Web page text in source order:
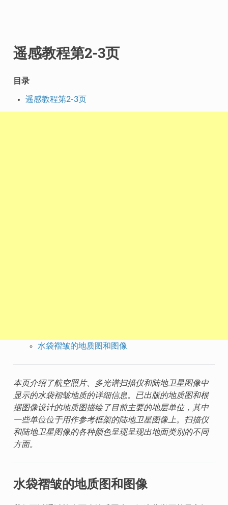
遥感教程第2-3页
目录
遥感教程第2-3页
水袋褶皱的地质图和图像
本页介绍了航空照片、多光谱扫描仪和陆地卫星图像中
显示的水袋褶皱地质的详细信息。已出版的地质图和根
据图像设计的地质图描绘了目前主要的地层单位，其中
一些单位位于用作参考框架的陆地卫星图像上。扫描仪
和陆地卫星图像的各种颜色呈现呈现出地面类别的不同
方面。
水袋褶皱的地质图和图像